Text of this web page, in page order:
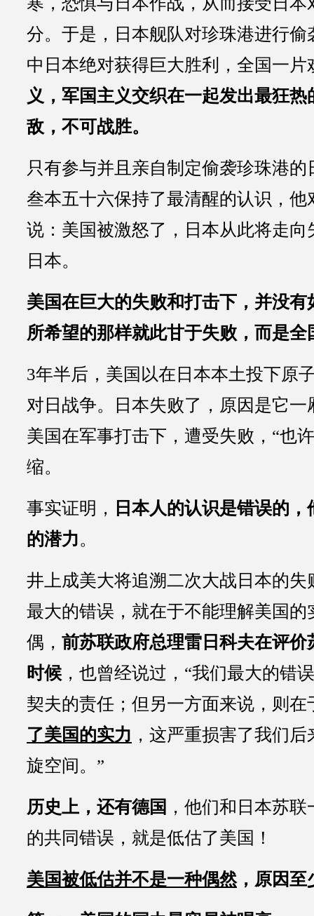
分。于是，日本舰队对珍珠港进行偷
中日本绝对获得巨大胜利，全国一片
义，军国主义交织在一起发出最狂
敌，不可战胜。
只有参与并且亲自制定偷袭珍珠港的
叁本五十六保持了最清醒的认识，他
说：美国被激怒了，日本从此将走向
日本。
美国在巨大的失败和打击下，并没有
所希望的那样就此甘于失败，而是全
3年半后，美国以在日本本土投下原
对日战争。日本失败了，原因是它一
美国在军事打击下，遭受失败，“也
缩。
事实证明，
日本人的认识是错误的
的潜力。
井上成美大将追溯二次大战日本的失
最大的错误，就在于不能理解美国的
偶， 前苏联政府总理雷日科夫在评价
时候 ，也曾经说过，“我们最大的错
契夫的责任；但另一方面来说，则在
了美国的实力 ，这严重损害了我们
旋空间。”
历史上，还有德国 ，他们和日本苏
的共同错误，就是低估了美国！
美国被低估并不是一种偶然，原因至